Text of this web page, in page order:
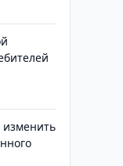
изменить